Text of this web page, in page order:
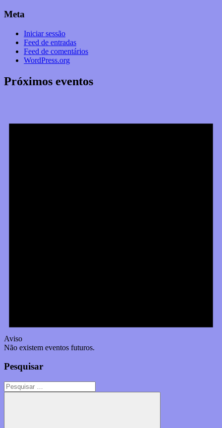
Meta
Iniciar sessão
Feed de entradas
Feed de comentários
WordPress.org
Próximos eventos
Aviso
Não existem eventos futuros.
Pesquisar
Pesquisar
por: